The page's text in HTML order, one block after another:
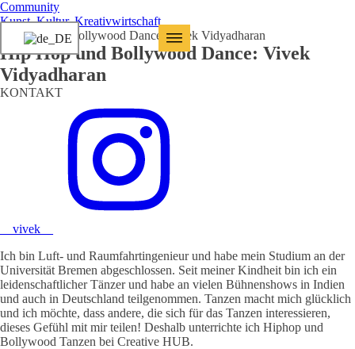
Community
Kunst, Kultur, Kreativwirtschaft
Hip Hop und Bollywood Dance: Vivek Vidyadharan
Hip Hop und Bollywood Dance: Vivek
Vidyadharan
KONTAKT
__vivek__
Ich bin Luft- und Raumfahrtingenieur und habe mein Studium an der
Universität Bremen abgeschlossen. Seit meiner Kindheit bin ich ein
leidenschaftlicher Tänzer und habe an vielen Bühnenshows in Indien
und auch in Deutschland teilgenommen. Tanzen macht mich glücklich
und ich möchte, dass andere, die sich für das Tanzen interessieren,
dieses Gefühl mit mir teilen! Deshalb unterrichte ich Hiphop und
Bollywood Tanzen bei Creative HUB.